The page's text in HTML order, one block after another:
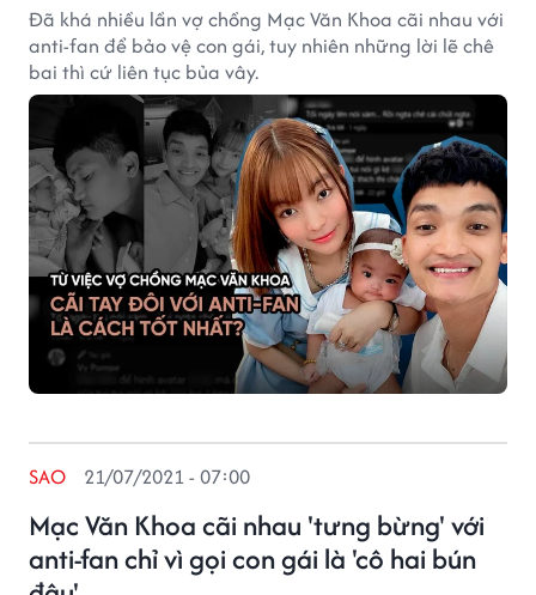
Đã khá nhiều lần vợ chồng Mạc Văn Khoa cãi nhau với
anti-fan để bảo vệ con gái, tuy nhiên những lời lẽ chê
bai thì cứ liên tục bủa vây.
Mạc Văn Khoa cãi nhau 'tưng bừng' với
anti-fan chỉ vì gọi con gái là 'cô hai bún
SAO 21/07/2021 - 07:00